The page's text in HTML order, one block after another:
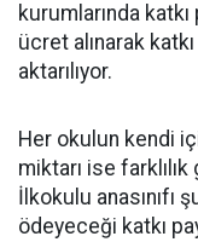
kurumlarında katkı
ücret alınarak
aktarılıyor.
Her okulun kendi
miktarı ise
İlkokulu anasınıfı
ödeyeceği katkı